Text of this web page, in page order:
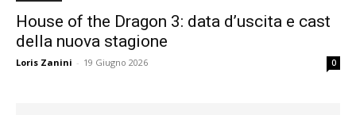
House of the Dragon 3: data d’uscita e cast
della nuova stagione
Loris Zanini - 19 Giugno 2026 0